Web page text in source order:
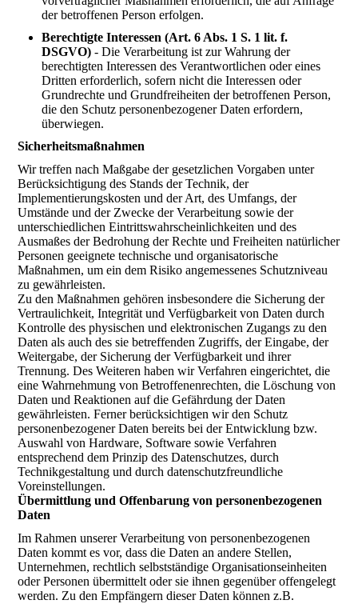
der betroffenen Person erfolgen.
Berechtigte Interessen (Art. 6 Abs. 1 S. 1 lit. f.
DSGVO) - Die Verarbeitung ist zur Wahrung der
berechtigten Interessen des Verantwortlichen oder eines
Dritten erforderlich, sofern nicht die Interessen oder
Grundrechte und Grundfreiheiten der betroffenen Person,
die den Schutz personenbezogener Daten erfordern,
überwiegen.
Sicherheitsmaßnahmen
Wir treffen nach Maßgabe der gesetzlichen Vorgaben unter
Berücksichtigung des Stands der Technik, der
Implementierungskosten und der Art, des Umfangs, der
Umstände und der Zwecke der Verarbeitung sowie der
unterschiedlichen Eintrittswahrscheinlichkeiten und des
Ausmaßes der Bedrohung der Rechte und Freiheiten natürlicher
Personen geeignete technische und organisatorische
Maßnahmen, um ein dem Risiko angemessenes Schutzniveau
zu gewährleisten.
Zu den Maßnahmen gehören insbesondere die Sicherung der
Vertraulichkeit, Integrität und Verfügbarkeit von Daten durch
Kontrolle des physischen und elektronischen Zugangs zu den
Daten als auch des sie betreffenden Zugriffs, der Eingabe, der
Weitergabe, der Sicherung der Verfügbarkeit und ihrer
Trennung. Des Weiteren haben wir Verfahren eingerichtet, die
eine Wahrnehmung von Betroffenenrechten, die Löschung von
Daten und Reaktionen auf die Gefährdung der Daten
gewährleisten. Ferner berücksichtigen wir den Schutz
personenbezogener Daten bereits bei der Entwicklung bzw.
Auswahl von Hardware, Software sowie Verfahren
entsprechend dem Prinzip des Datenschutzes, durch
Technikgestaltung und durch datenschutzfreundliche
Voreinstellungen.
Übermittlung und Offenbarung von personenbezogenen
Daten
Im Rahmen unserer Verarbeitung von personenbezogenen
Daten kommt es vor, dass die Daten an andere Stellen,
Unternehmen, rechtlich selbstständige Organisationseinheiten
oder Personen übermittelt oder sie ihnen gegenüber offengelegt
werden. Zu den Empfängern dieser Daten können z.B.